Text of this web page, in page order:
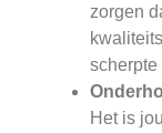
zorgen
Het is